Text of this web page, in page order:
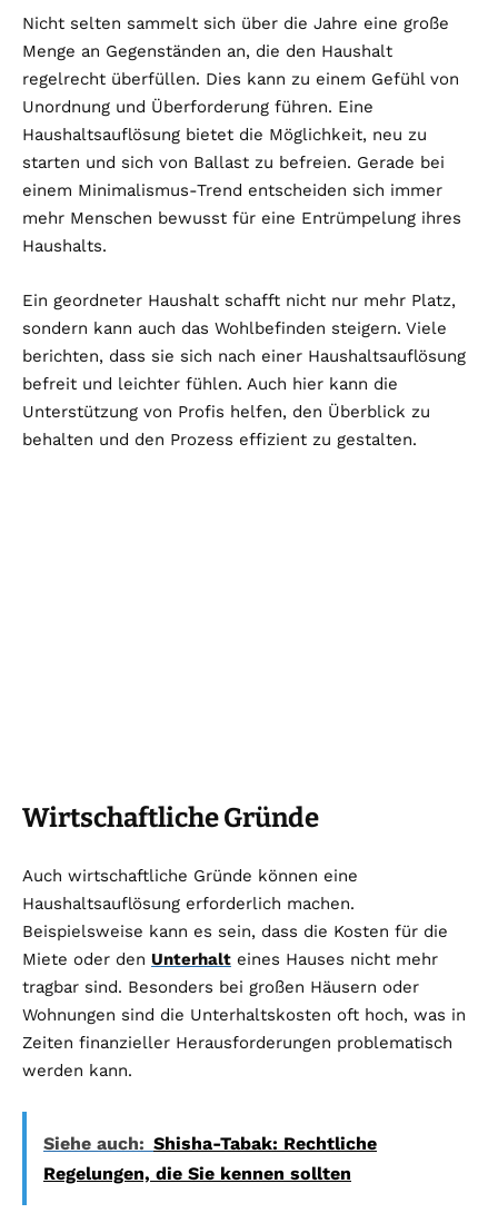
Nicht selten sammelt sich über die Jahre eine große
Menge an Gegenständen an, die den Haushalt
regelrecht überfüllen. Dies kann zu einem Gefühl von
Unordnung und Überforderung führen. Eine
Haushaltsauflösung bietet die Möglichkeit, neu zu
starten und sich von Ballast zu befreien. Gerade bei
einem Minimalismus-Trend entscheiden sich immer
mehr Menschen bewusst für eine Entrümpelung ihres
Haushalts.
Ein geordneter Haushalt schafft nicht nur mehr Platz,
sondern kann auch das Wohlbefinden steigern. Viele
berichten, dass sie sich nach einer Haushaltsauflösung
befreit und leichter fühlen. Auch hier kann die
Unterstützung von Profis helfen, den Überblick zu
behalten und den Prozess effizient zu gestalten.
Wirtschaftliche Gründe
Auch wirtschaftliche Gründe können eine
Haushaltsauflösung erforderlich machen.
Beispielsweise kann es sein, dass die Kosten für die
Miete oder den Unterhalt eines Hauses nicht mehr
tragbar sind. Besonders bei großen Häusern oder
Wohnungen sind die Unterhaltskosten oft hoch, was in
Zeiten finanzieller Herausforderungen problematisch
werden kann.
Siehe auch: Shisha-Tabak: Rechtliche
Regelungen, die Sie kennen sollten